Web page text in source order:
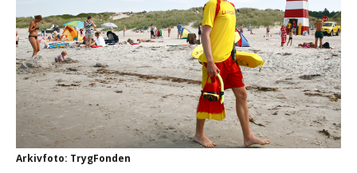
Arkivfoto: TrygFonden